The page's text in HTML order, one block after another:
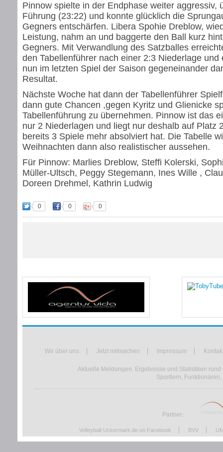
Pinnow spielte in der Endphase weiter aggressiv,
Führung (23:22) und konnte glücklich die
Gegners entschärfen. Libera Spohie Dreblow,
Leistung, nahm an und baggerte den Ball kurz
Gegners. Mit Verwandlung des Satzballes
den Tabellenführer nach einer 2:3 Niederlage und
nun im letzten Spiel der Saison gegeneinander
Resultat.
Nächste Woche hat dann der Tabellenführer
dann gute Chancen ,gegen Kyritz und Glienicke
Tabellenführung zu übernehmen. Pinnow ist das
nur 2 Niederlagen und liegt nur deshalb auf Platz
bereits 3 Spiele mehr absolviert hat. Die Tabelle
Weihnachten dann also realistischer aussehen.
Für Pinnow: Marlies Dreblow, Steffi Kolerski,
Müller-Ultsch, Peggy Stegemann, Ines Wille ,
Doreen Drehmel, Kathrin Ludwig
0 0 0
Wir über uns Jetzt mitmachen Impressum
Aktuelle Meldungen, Ergebnisse und Statistiken
Sportlern,
Partner:
Volleyball-Uckermark.de on Facebook BVV